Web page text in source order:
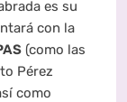
es su
con la
(como las
Pérez
como